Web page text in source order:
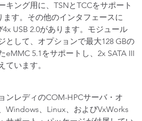
キング用に、TSNとTCCをサポート
ます。その他のインタフェースに
4x USB 2.0があります。モジュール
として、オプションで最大128 GBの
eMMC 5.1をサポートし、2x SATA III
ています。
ンレディのCOM-HPCサーバ・オ
Windows、Linux、およびVxWorks